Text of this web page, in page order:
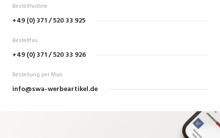
Bestellhotline
+49 (0) 371 / 520 33 925
Bestellfax
+49 (0) 371 / 520 33 926
Bestellung per Mail
info@swa-werbeartikel.de